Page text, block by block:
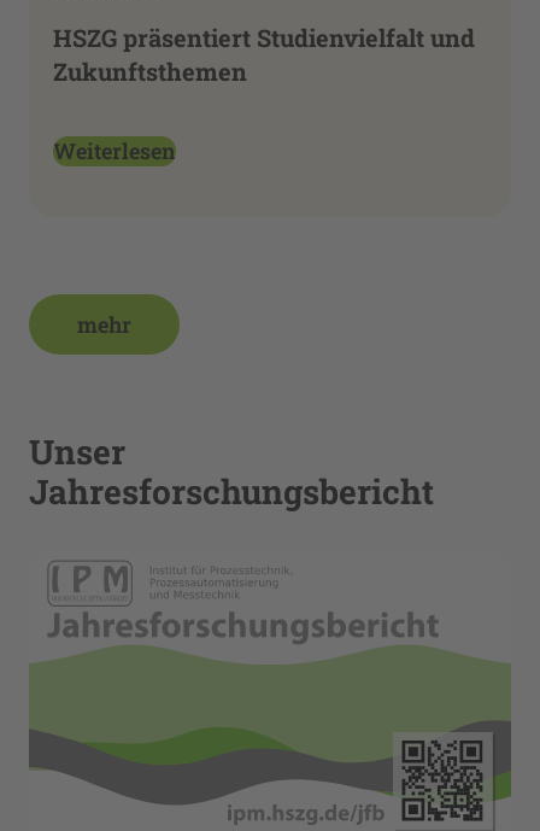
HSZG präsentiert Studienvielfalt und
Zukunftsthemen
Weiterlesen
mehr
Unser
Jahresforschungsbericht